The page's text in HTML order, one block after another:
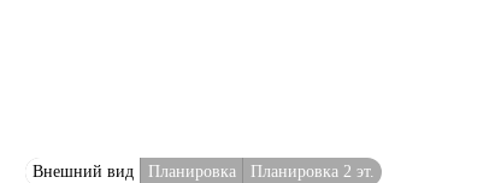
Внешний вид Планировка Планировка 2 эт.